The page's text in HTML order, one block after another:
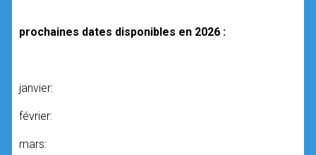
prochaines dates disponibles en 2026 :
janvier:
février:
mars: